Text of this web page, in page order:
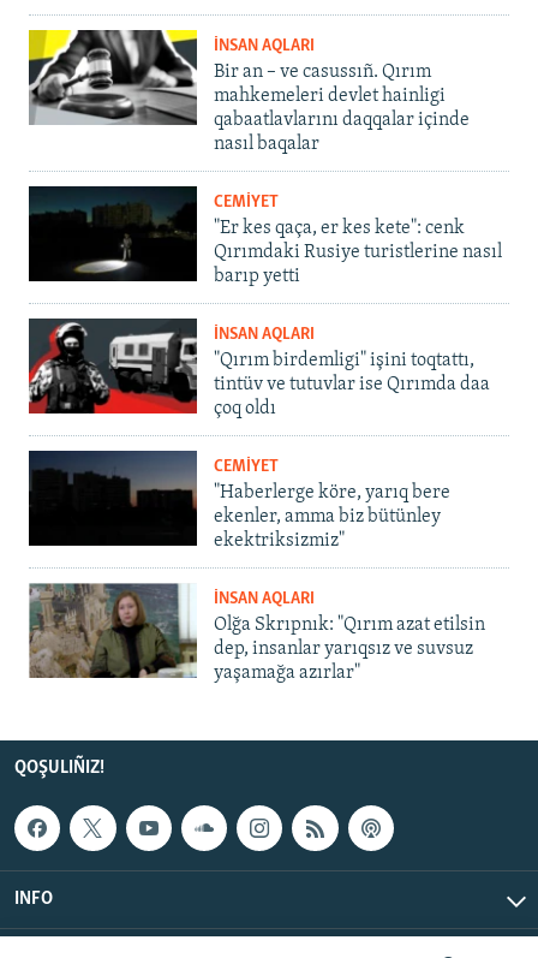
İNSAN AQLARI
Bir an – ve casussıñ. Qırım
mahkemeleri devlet hainligi
qabaatlavlarını daqqalar içinde
nasıl baqalar
CEMİYET
"Er kes qaça, er kes kete": cenk
Qırımdaki Rusiye turistlerine nasıl
barıp yetti
İNSAN AQLARI
"Qırım birdemligi" işini toqtattı,
tintüv ve tutuvlar ise Qırımda daa
çoq oldı
CEMİYET
"Haberlerge köre, yarıq bere
ekenler, amma biz bütünley
ekektriksizmiz"
İNSAN AQLARI
Olğa Skrıpnık: "Qırım azat etilsin
dep, insanlar yarıqsız ve suvsuz
yaşamağa azırlar"
QOŞULIÑIZ!
INFO